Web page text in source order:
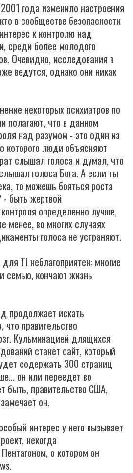
года изменило настроения
в сообществе безопасности
к контролю над
среди более молодого
Очевидно, исследования в
ведутся, однако они никак
некоторых психиатров по
полагают, что в данном
над разумом - это один из
которого люди объясняют
слышал голоса и думал, что
голоса Бога. А если ты
то можешь бояться роста
быть жертвой
контроля определенно лучше,
менее, во многих случаях
голоса не устраняют.
TI неблагоприятен: многие
семью, кончают жизнь
продолжает искать
что правительство
Кульминацией длящихся
станет сайт, который
содержать 300 страниц
он или переедет во
быть, правительство США,
он.
интерес у него вызывает
некогда
о котором он